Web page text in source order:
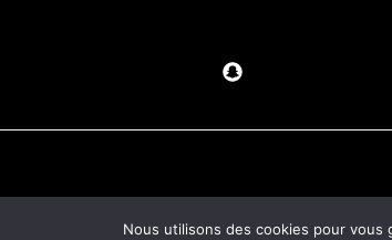
Nous utilisons des cookies pour